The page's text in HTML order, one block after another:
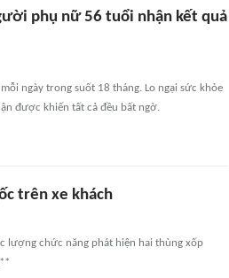
phụ nữ 56 tuổi nhận kết quả
ngày trong suốt 18 tháng. Lo ngại sức khỏe
được khiến tất cả đều bất ngờ.
trên xe khách
lượng chức năng phát hiện hai thùng xốp